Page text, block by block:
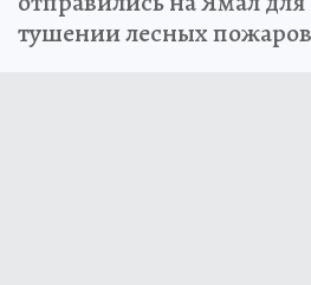
тушении лесных пожаров